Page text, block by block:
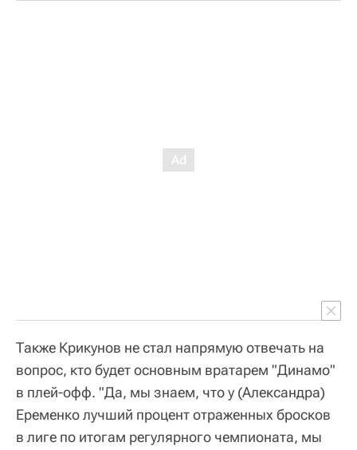
Также Крикунов не стал напрямую отвечать на
вопрос, кто будет основным вратарем "Динамо"
в плей-офф. "Да, мы знаем, что у (Александра)
Еременко лучший процент отраженных бросков
в лиге по итогам регулярного чемпионата, мы